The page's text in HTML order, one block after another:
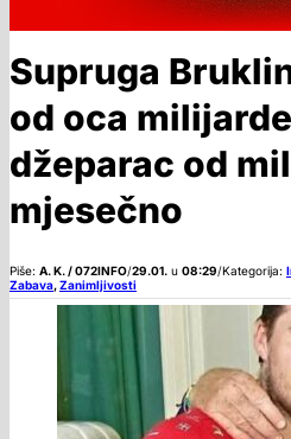
Supruga
od oca
džeparac od
mjesečno
Piše: A. K. / 072INFO/29.01. u 08:29/Kategorija:
Zabava,Zanimljivosti